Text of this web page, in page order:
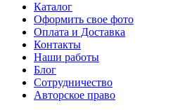
Каталог
Оформить свое фото
Оплата и Доставка
Контакты
Наши работы
Блог
Сотрудничество
Авторское право